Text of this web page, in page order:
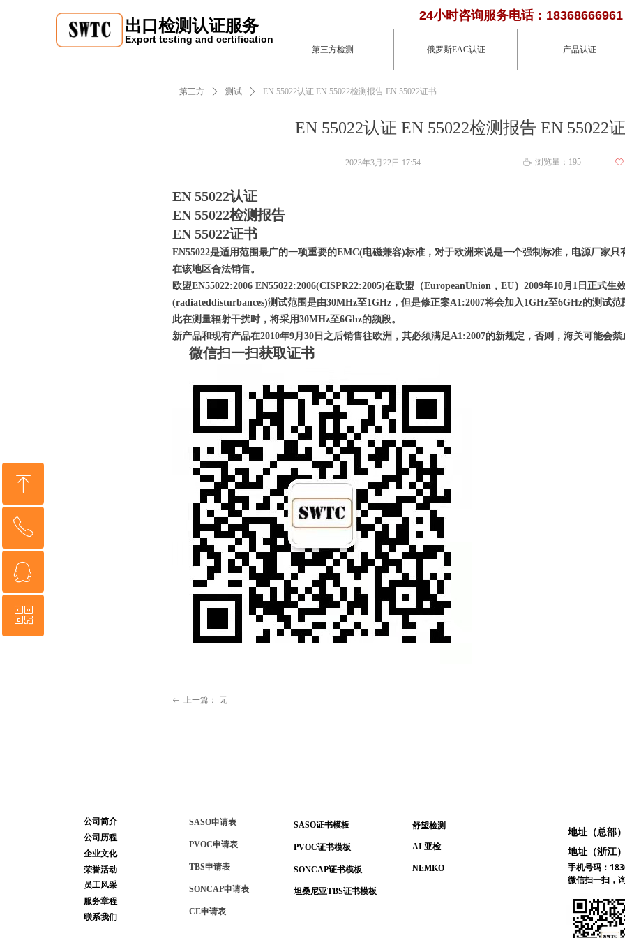
第三方检测 俄罗斯EAC认证 产品认证
24小时咨询服务电话：18368666961
出口检测认证服务
Export testing and certification
EN 55022认证 EN 55022检测报告 EN 55022
第三方 ꄲ 测试 ꄲ EN 55022认证 EN 55022检测报告 EN 55022证书
EN 55022认证
EN 55022检测报告
EN 55022证书
EN55022是适用范围最广的一项重要的EMC(电磁兼容)标准，对于欧洲来说是一个强制标准，电源厂家
在该地区合法销售。
欧盟EN55022:2006 EN55022:2006(CISPR22:2005)在欧盟（EuropeanUnion，EU）2009年10月1日正式生
(radiateddisturbances)测试范围是由30MHz至1GHz，但是修正案A1:2007将会加入1GHz至6GHz的测试范
此在测量辐射干扰时，将采用30MHz至6Ghz的频段。
新产品和现有产品在2010年9月30日之后销售往欧洲，其必须满足A1:2007的新规定，否则，海关可能会禁
微信扫一扫获取证书
2023年3月22日 17:54 ꄘ 浏览量： 195 ꄀ
ꂃ 上一篇： 无
公司简介
公司历程
企业文化
荣誉活动
员工风采
服务章程
联系我们
SASO申请表
PVOC申请表
TBS申请表
SONCAP申请表
CE申请表
SASO证书模板
PVOC证书模板
SONCAP证书模板
坦桑尼亚TBS证书模板
舒望检测
AI 亚检
NEMKO
地址（总部
地址（浙江
手机号码：
微信扫一扫，
ꁸ
回到顶部
ꂅ
18368666961
ꁗ
QQ客服
ꀥ